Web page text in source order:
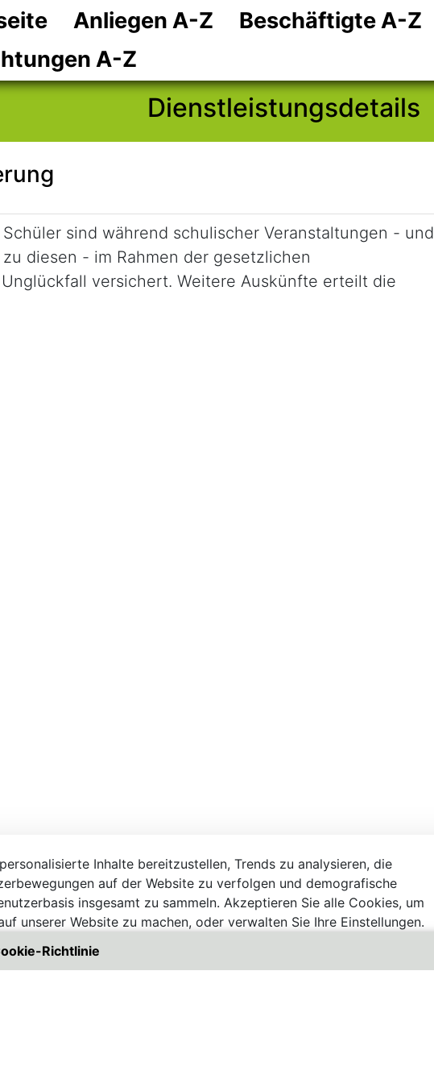
Zum Header
Zum Hauptinhalt
Zum Footer
Anliegen A-Z
Beschäftigte A-Z
A-Z
Dienstleistungsdetails
sind während schulischer Veranstaltungen - und
diesen - im Rahmen der gesetzlichen
versichert. Weitere Auskünfte erteilt die
Richtlinie
Inhalte bereitzustellen, Trends zu analysieren, die
auf der Website zu verfolgen und demografische
insgesamt zu sammeln. Akzeptieren Sie alle Cookies, um
unserer Website zu machen, oder verwalten Sie Ihre Einstellungen.